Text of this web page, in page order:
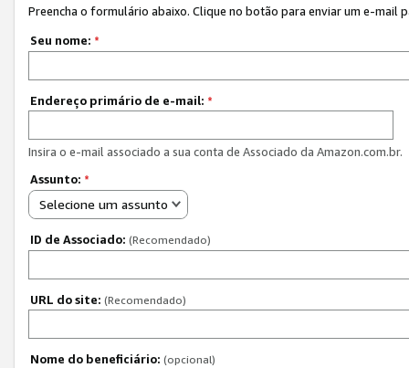
Preencha o formulário abaixo. Clique no botão para enviar um e-mail
Seu nome: *
Endereço primário de e-mail: *
Insira o e-mail associado a sua conta de Associado da Amazon.com.br.
Assunto: *
Selecione um assunto
ID de Associado: (Recomendado)
URL do site: (Recomendado)
Nome do beneficiário: (opcional)